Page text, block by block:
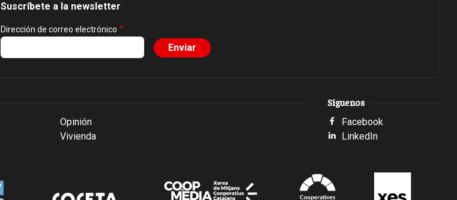
Suscríbete a la newsletter
Dirección de correo electrónico
Opinión
Vivienda
Síguenos
Facebook
LinkedIn